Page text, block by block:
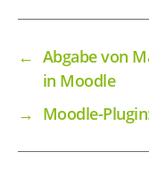
← Abgabe von
in Moodle
→ Moodle-